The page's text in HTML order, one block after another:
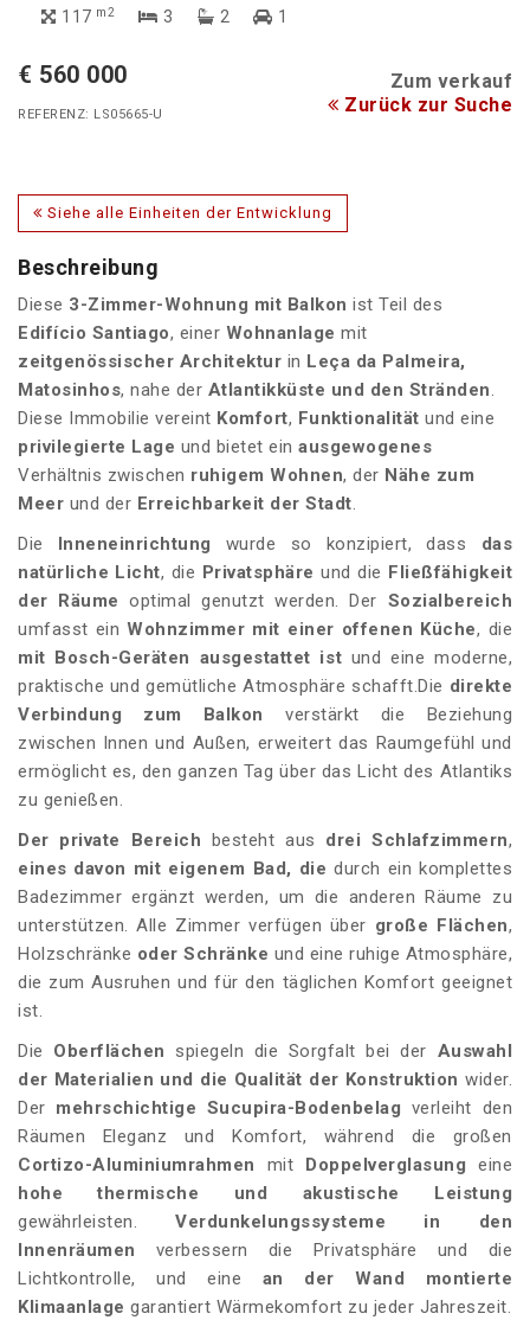
117 m2 3 2 1
€ 560 000 Zum verkauf
REFERENZ: LS05665-U Zurück zur Suche
Siehe alle Einheiten der Entwicklung
Beschreibung
Diese 3-Zimmer-Wohnung mit Balkon ist Teil des
Edifício Santiago, einer Wohnanlage mit
zeitgenössischer Architektur in Leça da Palmeira,
Matosinhos, nahe der Atlantikküste und den Stränden.
Diese Immobilie vereint Komfort, Funktionalität und eine
privilegierte Lage und bietet ein ausgewogenes
Verhältnis zwischen ruhigem Wohnen, der Nähe zum
Meer und der Erreichbarkeit der Stadt.
Die
Inneneinrichtung wurde so konzipiert, dass das
natürliche Licht, die Privatsphäre und die Fließfähigkeit
der Räume optimal genutzt werden. Der Sozialbereich
umfasst einWohnzimmer mit einer offenen Küche, die
mit Bosch-Geräten ausgestattet ist und eine moderne,
praktische und gemütliche Atmosphäre schafft.Die direkte
Verbindung zum Balkon
verstärkt die Beziehung
zwischen Innen und Außen, erweitert das Raumgefühl und
ermöglicht es, den ganzen Tag über das Licht des Atlantiks
zu genießen.
Der private Bereich besteht aus drei Schlafzimmern,
eines davon mit eigenem Bad, die durch ein komplettes
Badezimmer ergänzt werden, um die anderen Räume zu
unterstützen. Alle Zimmer verfügen über große Flächen,
Holzschränke oder Schränke und eine ruhige Atmosphäre,
die zum Ausruhen und für den täglichen Komfort geeignet
ist.
Die Oberflächen spiegeln die Sorgfalt bei der Auswahl
der Materialien und die Qualität der Konstruktion wider.
Der mehrschichtige Sucupira-Bodenbelag verleiht den
Räumen Eleganz und Komfort, während die großen
Cortizo-Aluminiumrahmen mit Doppelverglasung eine
hohe thermische und akustische Leistung
gewährleisten.Verdunkelungssysteme in den
Innenräumen verbessern die Privatsphäre und die
Lichtkontrolle, und eine an der Wand montierte
Klimaanlage garantiert Wärmekomfort zu jeder Jahreszeit.